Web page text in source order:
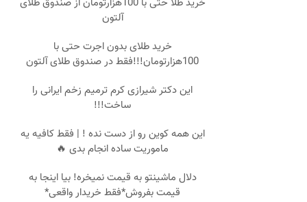
آلتون
خرید طلای بدون اجرت حتی با
100هزارتومان!!!فقط در صندوق طلای آلتون
این دکتر شیرازی کرم ترمیم زخم ایرانی را
ساخت!!!
این همه کوین رو از دست نده ! | فقط کافیه یه
ماموریت ساده انجام بدی 🔥
دلال ماشینتو به قیمت نمیخره! بیا اینجا به
قیمت بفروش*فقط خریدار واقعی*